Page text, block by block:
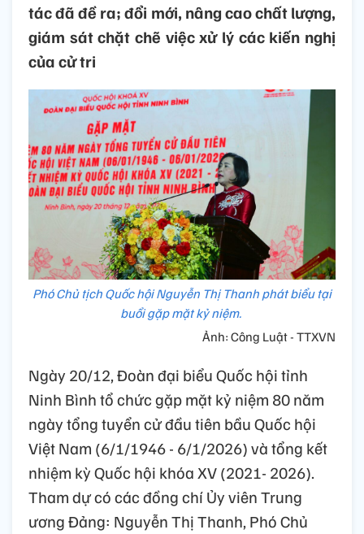
tác đã đề ra; đổi mới, nâng cao chất lượng,
giám sát chặt chẽ việc xử lý các kiến nghị
của cử tri
Phó Chủ tịch Quốc hội Nguyễn Thị Thanh phát biểu tại
buổi gặp mặt kỷ niệm.
Ảnh: Công Luật - TTXVN
Ngày 20/12, Đoàn đại biểu Quốc hội tỉnh
Ninh Bình tổ chức gặp mặt kỷ niệm 80 năm
ngày tổng tuyển cử đầu tiên bầu Quốc hội
Việt Nam (6/1/1946 - 6/1/2026) và tổng kết
nhiệm kỳ Quốc hội khóa XV (2021- 2026).
Tham dự có các đồng chí Ủy viên Trung
ương Đảng: Nguyễn Thị Thanh, Phó Chủ